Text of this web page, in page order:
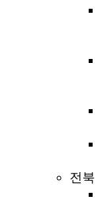
전북